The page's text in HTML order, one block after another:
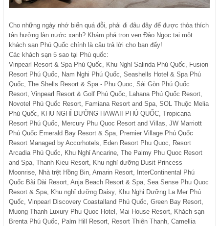
Cho những ngày nhớ biển quá đỗi, phải đi đâu đây để được thỏa thích
tận hưởng làn nước xanh? Khám phá trọn vẹn Đảo Ngọc tại một
khách sạn Phú Quốc chính là câu trả lời cho bạn đấy!
Các khách sạn 5 sao tại Phú quốc:
Vinpearl Resort & Spa Phú Quốc, Khu Nghỉ Salinda Phú Quốc, Fusion
Resort Phú Quốc, Nam Nghi Phú Quốc, Seashells Hotel & Spa Phú
Quốc, The Shells Resort & Spa - Phu Quoc, Sài Gòn Phú Quốc
Resort, Vinpearl Resort & Golf Phú Quốc, Lahana Phú Quốc Resort,
Novotel Phú Quốc Resort, Famiana Resort and Spa, SOL Thuộc Melia
Phú Quốc, KHU NGHỈ DƯỠNG HAWAII PHÚ QUỐC, Tropicana
Resort Phú Quốc, Mercury Phu Quoc Resort and Villas, JW Marriott
Phú Quốc Emerald Bay Resort & Spa, Premier Village Phú Quốc
Resort Managed by Accorhotels, Eden Resort Phu Quoc, Resort
Arcadia Phú Quốc, Khu Nghỉ Ancarine, The Palmy Phu Quoc Resort
and Spa, Thanh Kieu Resort, Khu nghỉ dưỡng Dusit Princess
Moonrise, Nhà trệt Hồng Bin, Amarin Resort, InterContinental Phú
Quốc Bãi Dài Resort, Anja Beach Resort & Spa, Sea Sense Phu Quoc
Resort & Spa, Khu nghỉ dưỡng Daisy, Khu Nghỉ Dưỡng La Mer Phú
Quốc, Vinpearl Discovery Coastalland Phú Quốc, Green Bay Resort,
Muong Thanh Luxury Phu Quoc Hotel, Mai House Resort, Khách sạn
Brenta Phú Quốc, Palm Hill Resort, Resort Thiên Thanh, Camellia